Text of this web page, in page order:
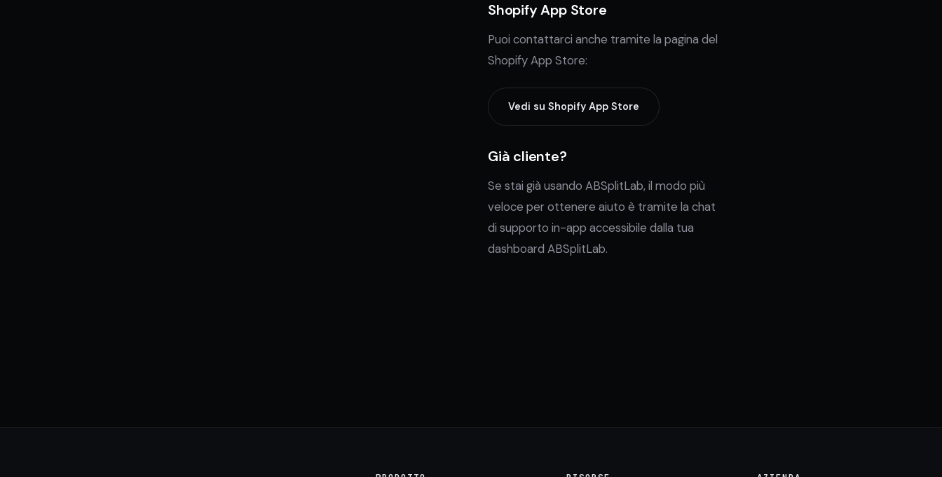
Shopify App Store
Puoi contattarci anche tramite la pagina del
Shopify App Store:
Vedi su Shopify App Store
Già cliente?
Se stai già usando ABSplitLab, il modo più
veloce per ottenere aiuto è tramite la chat
di supporto in-app accessibile dalla tua
dashboard ABSplitLab.